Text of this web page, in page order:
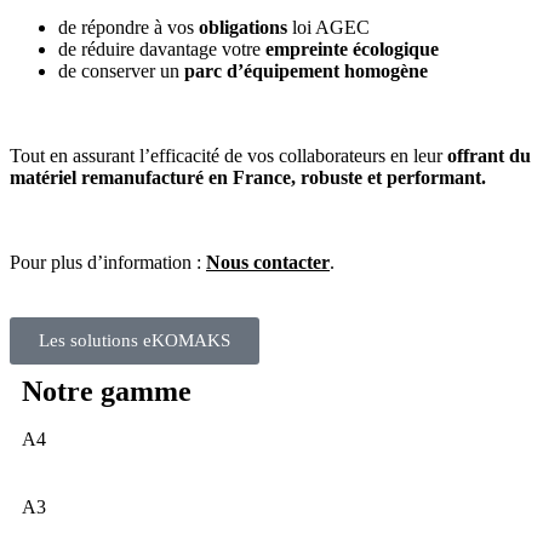
de répondre à vos obligations loi AGEC
de réduire davantage votre empreinte écologique
de conserver un parc d’équipement homogène
Tout en assurant l’efficacité de vos collaborateurs en leuroffrant du
matériel remanufacturé en France, robuste et performant.
Pour plus d’information : Nous contacter.
Les solutions eKOMAKS
Notre gamme
A4
A3